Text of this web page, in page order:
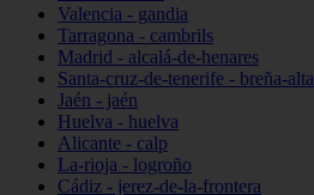
Valencia - gandia
Tarragona - cambrils
Madrid - alcalá-de-henares
Santa-cruz-de-tenerife - breña-alta
Jaén - jaén
Huelva - huelva
Alicante - calp
La-rioja - logroño
Cádiz - jerez-de-la-frontera